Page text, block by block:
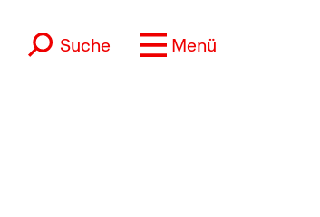
Suche Menü